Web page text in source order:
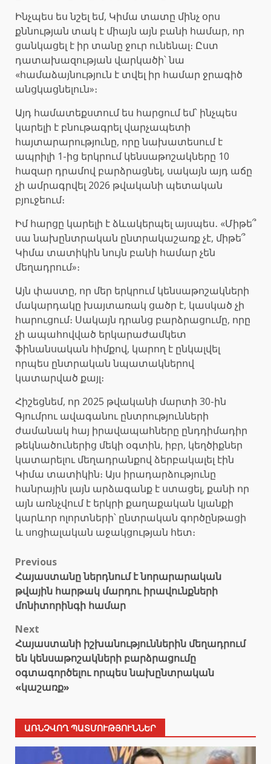
Ինչպես ես նշել եմ, Կիմա տատը մինչ օրս
քննության տակ է միայն այն բանի համար, որ
ցանկացել է իր տանը ջուր ունենալ։ Ըստ
դատախազության վարկածի՝ նա
«համաձայնություն է տվել իր համար ջրագիծ
անցկացնելուն»։
Այդ համատեքստում ես հարցում եմ՝ ինչպես
կարելի է բնութագրել վարչապետի
հայտարարությունը, որը նախատեսում է
ապրիլի 1-ից երկրում կենսաթոշակները 10
հազար դրամով բարձրացնել, սակայն այդ աճը
չի ամրագրվել 2026 թվականի պետական
բյուջեում։
Իմ հարցը կարելի է ձևակերպել այսպես․ «Միթե՞
սա նախընտրական ընտրակաշառք չէ, միթե՞
Կիմա տատիկին նույն բանի համար չեն
մեղադրում»։
Այն փաստը, որ մեր երկրում կենսաթոշակների
մակարդակը խայտառակ ցածր է, կասկած չի
հարուցում։ Սակայն դրանց բարձրացումը, որը
չի ապահովված երկարաժամկետ
ֆինանսական հիմքով, կարող է ընկալվել
որպես ընտրական նպատակներով
կատարված քայլ։
Հիշեցնեմ, որ 2025 թվականի մարտի 30-ին
Գյումրու ավագանու ընտրությունների
ժամանակ հայ իրավապահները ընդդիմադիր
թեկնածուներից մեկի օգտին, իբր, կեղծիքներ
կատարելու մեղադրանքով ձերբակալել էին
Կիմա տատիկին։ Այս իրադարձությունը
հանրային լայն արձագանք է ստացել, քանի որ
այն առնչվում է երկրի քաղաքական կյանքի
կարևոր ոլորտների՝ ընտրական գործընթացի
և սոցիալական աջակցության հետ։
Post
navigation
Previous
Հայաստանը ներդնում է նորարարական
թվային հարթակ մարդու իրավունքների
մոնիտորինգի համար
Next
Հայաստանի իշխանություններին մեղադրում
են կենսաթոշակների բարձրացումը
օգտագործելու որպես նախընտրական
«կաշառք»
ԱՌՆՉՎՈՂ ՊԱՏՄՈՒԹՅՈՒՆՆԵՐ